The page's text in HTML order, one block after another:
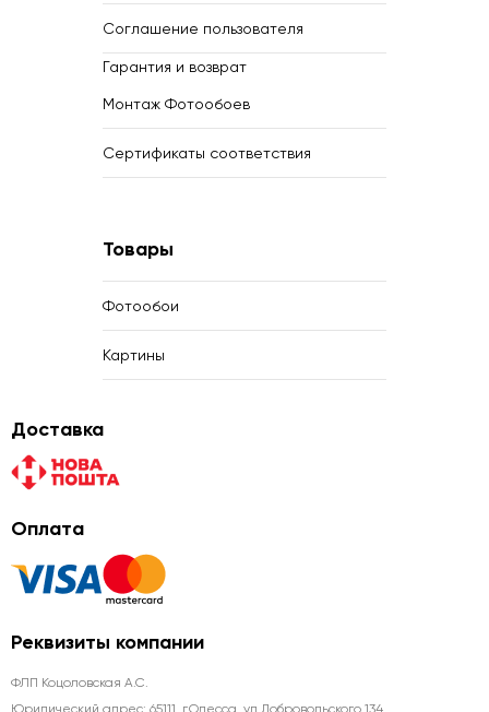
Соглашение пользователя
Гарантия и возврат
Монтаж Фотообоев
Сертификаты соответствия
Товары
Фотообои
Картины
Доставка
Оплата
Реквизиты компании
ФЛП Коцоловская А.С.
Юридический адрес: 65111, г.Одесса, ул.Добровольского 134